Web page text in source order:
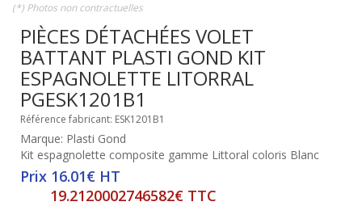
(*) Photos non contractuelles
PIÈCES DÉTACHÉES VOLET
BATTANT PLASTI GOND KIT
ESPAGNOLETTE LITORRAL
PGESK1201B1
Référence fabricant: ESK1201B1
Marque: Plasti Gond
Kit espagnolette composite gamme Littoral coloris Blanc
Prix 16.01€ HT
19.2120002746582€ TTC